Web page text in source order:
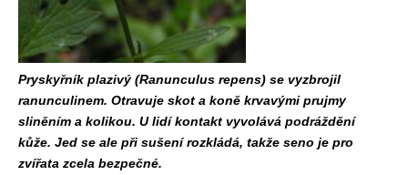
Pryskyřník plazivý (Ranunculus repens) se vyzbrojil
ranunculinem. Otravuje skot a koně krvavými prujmy
sliněním a kolikou. U lidí kontakt vyvolává podráždění
kůže. Jed se ale při sušení rozkládá, takže seno je pro
zvířata zcela bezpečné.